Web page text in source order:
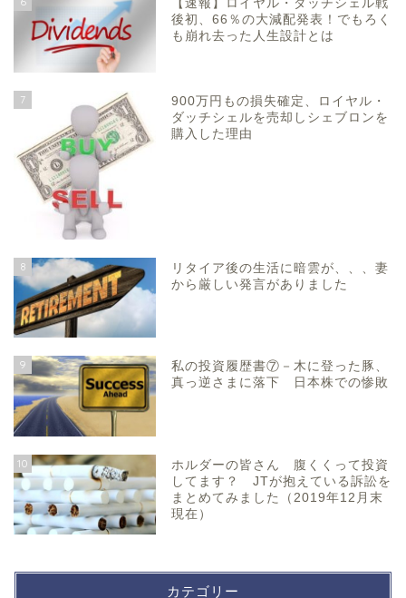
【速報】ロイヤル・ダッチシェル戦
後初、66％の大減配発表！でもろく
も崩れ去った人生設計とは
7
900万円もの損失確定、ロイヤル・
ダッチシェルを売却しシェブロンを
購入した理由
8
リタイア後の生活に暗雲が、、、妻
から厳しい発言がありました
9
私の投資履歴書⑦－木に登った豚、
真っ逆さまに落下 日本株での惨敗
10
ホルダーの皆さん 腹くくって投資
してます？ JTが抱えている訴訟を
まとめてみました（2019年12月末
現在）
カテゴリー